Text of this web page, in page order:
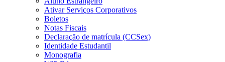
Ativar Serviços Corporativos
Boletos
Notas Fiscais
Declaração de matrícula (CCSex)
Identidade Estudantil
Monografia